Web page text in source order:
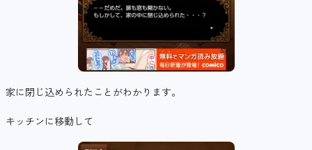
家に閉じ込められたことがわかります。
キッチンに移動して